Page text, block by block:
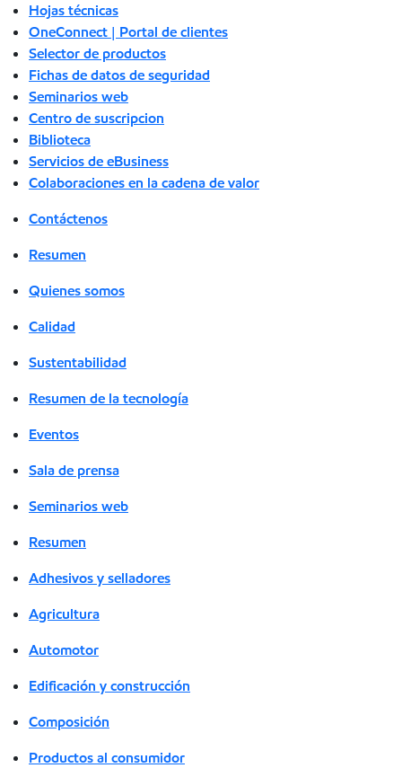
Hojas técnicas
OneConnect | Portal de clientes
Selector de productos
Fichas de datos de seguridad
Seminarios web
Centro de suscripcion
Biblioteca
Servicios de eBusiness
Colaboraciones en la cadena de valor
Contáctenos
Resumen
Quienes somos
Calidad
Sustentabilidad
Resumen de la tecnología
Eventos
Sala de prensa
Seminarios web
Resumen
Adhesivos y selladores
Agricultura
Automotor
Edificación y construcción
Composición
Productos al consumidor